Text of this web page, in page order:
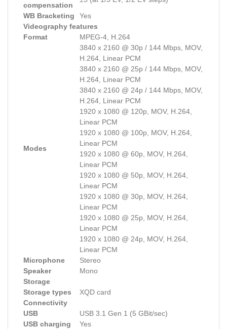
compensation
WB Bracketing
Yes
Videography features
Format
MPEG-4, H.264
Modes
3840 x 2160 @ 30p / 144 Mbps, MOV,
H.264, Linear PCM
3840 x 2160 @ 25p / 144 Mbps, MOV,
H.264, Linear PCM
3840 x 2160 @ 24p / 144 Mbps, MOV,
H.264, Linear PCM
1920 x 1080 @ 120p, MOV, H.264,
Linear PCM
1920 x 1080 @ 100p, MOV, H.264,
Linear PCM
1920 x 1080 @ 60p, MOV, H.264,
Linear PCM
1920 x 1080 @ 50p, MOV, H.264,
Linear PCM
1920 x 1080 @ 30p, MOV, H.264,
Linear PCM
1920 x 1080 @ 25p, MOV, H.264,
Linear PCM
1920 x 1080 @ 24p, MOV, H.264,
Linear PCM
Microphone
Stereo
Speaker
Mono
Storage
Storage types
XQD card
Connectivity
USB
USB 3.1 Gen 1 (5 GBit/sec)
USB charging
Yes